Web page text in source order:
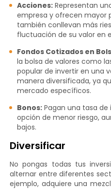
Acciones: Representan
empresa y ofrecen mayor
también conllevan más
fluctuación de su valor en
Fondos Cotizados en
la bolsa de valores como
popular de invertir en una
manera diversificada, ya
mercado específicos.
Bonos: Pagan una tasa
opción de menor riesgo,
bajos.
Diversificar
No pongas todas tus
alternar entre diferentes
ejemplo, adquiere una